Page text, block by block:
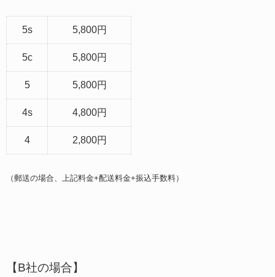
5s 5,800円
5c 5,800円
5 5,800円
4s 4,800円
4 2,800円
（郵送の場合、上記料金+配送料金+振込手数料）
【B社の場合】